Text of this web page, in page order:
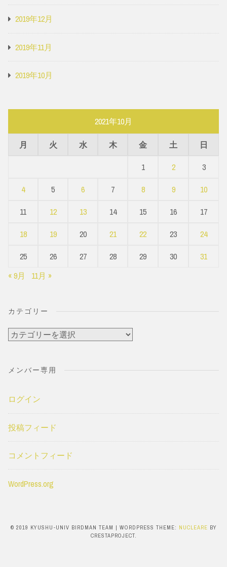
2019年12月
2019年11月
2019年10月
2021年10月
月 火 水 木 金 土
日
1
2
3
4
5 6 7 8 9
10
11
12 13 14 15 16
17
18
19 20 21 22 23
24
25
26 27 28 29 30
31
« 9月
11月 »
カテゴリー
カ
ゴ
ー
メンバー専用
ログイン
投稿フィード
コメントフィード
WordPress.org
© 2019 KYUSHU-UNIV BIRDMAN TEAM | WORDPRESS THEME: NUCLEARE BY
CRESTAPROJECT.